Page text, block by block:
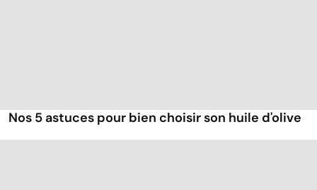
Nos 5 astuces pour bien choisir son huile d'olive